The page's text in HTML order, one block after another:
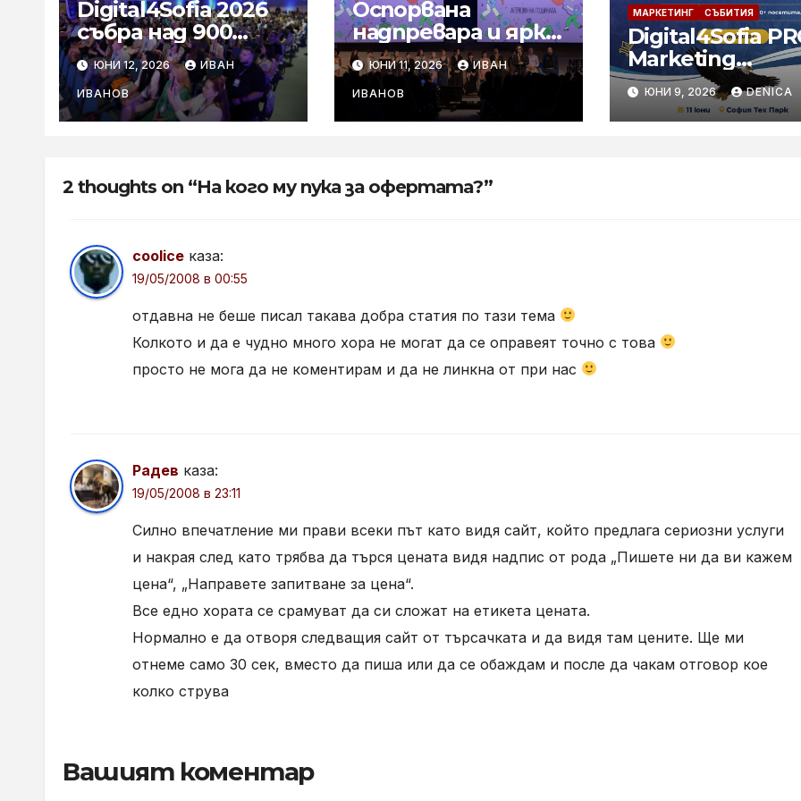
Digital4Sofia 2026
събра над 900
маркетинг
специалисти и
бизнес лидери в
София Тех Парк
ЮНИ 12, 2026 ИВАН
ИВАНОВ
Оспорвана
надпревара и ярки
победители
белязаха най-
големия
творчески
ЮНИ 11, 2026 ИВАН
ИВАНОВ
МАРКЕТИНГ СЪБИТИЯ
Digital4Sofia
Marketing
Conference се
завръща с най-
силното си
ЮНИ 9, 2026 DENICA
2 thoughts on “На кого му пука за офертата?”
coolice каза:
19/05/2008 в 00:55
отдавна не беше писал такава добра статия по тази тема
Колкото и да е чудно много хора не могат да се оправеят точно с това
просто не мога да не коментирам и да не линкна от при нас
Радев каза:
19/05/2008 в 23:11
Силно впечатление ми прави всеки път като видя сайт, който предлага сериозни услуги
и накрая след като трябва да търся цената видя надпис от рода „Пишете ни да ви кажем
цена“, „Направете запитване за цена“.
Все едно хората се срамуват да си сложат на етикета цената.
Нормално е да отворя следващия сайт от търсачката и да видя там цените. Ще ми
отнеме само 30 сек, вместо да пиша или да се обаждам и после да чакам отговор кое
колко струва
Вашият коментар